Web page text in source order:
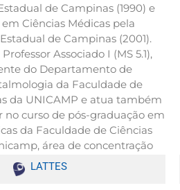
de Campinas (1990) e
Ciências Médicas pela
de Campinas (2001).
Associado I (MS 5.1),
do Departamento de
da Faculdade de
da UNICAMP e atua também
curso de pós-graduação em
da Faculdade de Ciências
área de concentração
Oftalmologia.
LATTES